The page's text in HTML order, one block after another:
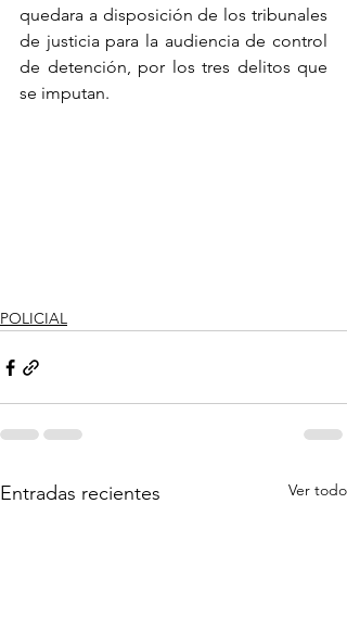
quedara a disposición de los tribunales
de justicia para la audiencia de control
de detención, por los tres delitos que
se imputan.
POLICIAL
Entradas recientes Ver todo